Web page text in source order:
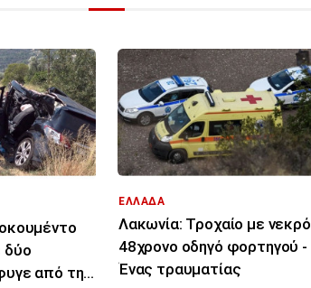
δύο
από την
ΕΛΛΑΔΑ
Λακωνία: Τροχαίο με νεκρό
48χρονο οδηγό φορτηγού -
Ένας τραυματίας